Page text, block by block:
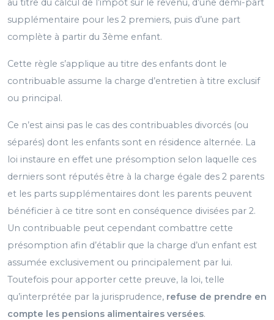
au titre du calcul de l’impôt sur le revenu, d’une demi-part
supplémentaire pour les 2 premiers, puis d’une part
complète à partir du 3ème enfant.
Cette règle s’applique au titre des enfants dont le
contribuable assume la charge d’entretien à titre exclusif
ou principal.
Ce n’est ainsi pas le cas des contribuables divorcés (ou
séparés) dont les enfants sont en résidence alternée. La
loi instaure en effet une présomption selon laquelle ces
derniers sont réputés être à la charge égale des 2 parents
et les parts supplémentaires dont les parents peuvent
bénéficier à ce titre sont en conséquence divisées par 2.
Un contribuable peut cependant combattre cette
présomption afin d’établir que la charge d’un enfant est
assumée exclusivement ou principalement par lui.
Toutefois pour apporter cette preuve, la loi, telle
qu’interprétée par la jurisprudence, refuse de prendre en
compte les pensions alimentaires versées.